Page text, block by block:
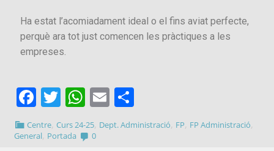
Ha estat l’acomiadament ideal o el fins aviat perfecte,
perquè ara tot just comencen les pràctiques a les
empreses.
Facebook
Twitter
WhatsApp
Email
Centre ,Curs 24-25 Dept. Administració FP FP Administració
General Portada 0